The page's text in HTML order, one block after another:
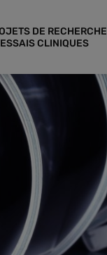
DE RECHERCHE
CLINIQUES